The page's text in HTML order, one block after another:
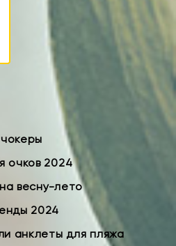
очков 2024
весну-лето
2024
анклеты для пляжа